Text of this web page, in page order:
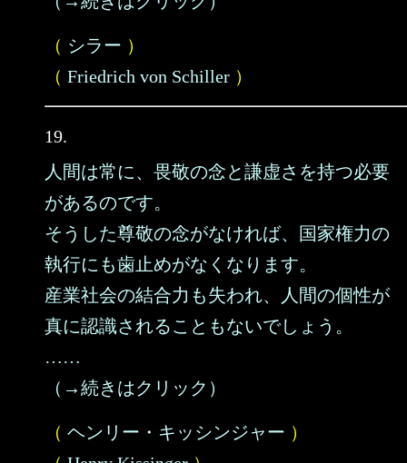
（ シラー ）
（ Friedrich von Schiller ）
19.
人間は常に、畏敬の念と謙虚さを持つ必要
があるのです。
そうした尊敬の念がなければ、国家権力の
執行にも歯止めがなくなります。
産業社会の結合力も失われ、人間の個性が
真に認識されることもないでしょう。
……
（→続きはクリック）
（ ヘンリー・キッシンジャー ）